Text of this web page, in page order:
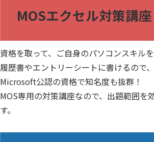
MOSエクセル対策講座
資格を取って、ご自身のパソコンスキル
履歴書やエントリーシートに書けるので
Microsoft公認の資格で知名度も抜群！
MOS専用の対策講座なので、出題範囲
す。